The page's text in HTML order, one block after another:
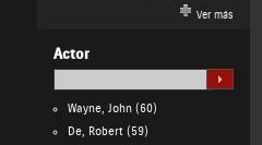
Ver más
Actor
Wayne, John(60)
De, Robert(59)